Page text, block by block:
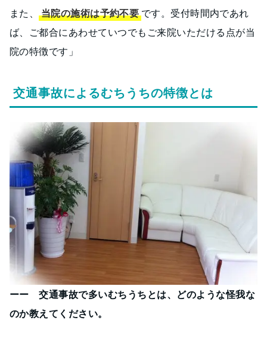
また、当院の施術は予約不要です。受付時間内であれ
ば、ご都合にあわせていつでもご来院いただける点が当
院の特徴です」
交通事故によるむちうちの特徴とは
ーー 交通事故で多いむちうちとは、どのような怪我な
のか教えてください。